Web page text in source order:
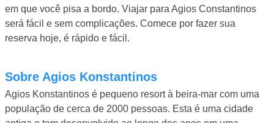
em que você pisa a bordo. Viajar para Agios Constantinos
será fácil e sem complicações. Comece por fazer sua
reserva hoje, é rápido e fácil.
Sobre Agios Konstantinos
Agios Konstantinos é pequeno resort à beira-mar com uma
população de cerca de 2000 pessoas. Esta é uma cidade